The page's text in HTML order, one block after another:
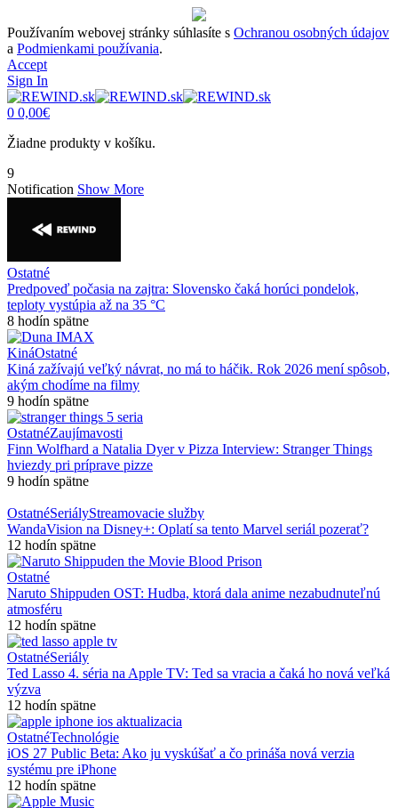
Používaním webovej stránky súhlasíte s Ochranou osobných údajov
a Podmienkami používania.
Accept
Sign In
0 0,00€
Žiadne produkty v košíku.
9
Notification Show More
Ostatné
Predpoveď počasia na zajtra: Slovensko čaká horúci pondelok,
teploty vystúpia až na 35 °C
8 hodín spätne
KináOstatné
Kiná zažívajú veľký návrat, no má to háčik. Rok 2026 mení spôsob,
akým chodíme na filmy
9 hodín spätne
OstatnéZaujímavosti
Finn Wolfhard a Natalia Dyer v Pizza Interview: Stranger Things
hviezdy pri príprave pizze
9 hodín spätne
OstatnéSeriályStreamovacie služby
WandaVision na Disney+: Oplatí sa tento Marvel seriál pozerať?
12 hodín spätne
Ostatné
Naruto Shippuden OST: Hudba, ktorá dala anime nezabudnuteľnú
atmosféru
12 hodín spätne
OstatnéSeriály
Ted Lasso 4. séria na Apple TV: Ted sa vracia a čaká ho nová veľká
výzva
12 hodín spätne
OstatnéTechnológie
iOS 27 Public Beta: Ako ju vyskúšať a čo prináša nová verzia
systému pre iPhone
12 hodín spätne